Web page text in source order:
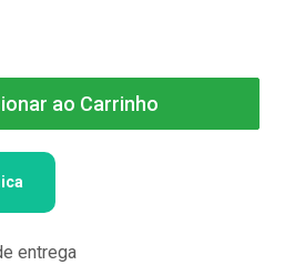
ao Carrinho
entrega